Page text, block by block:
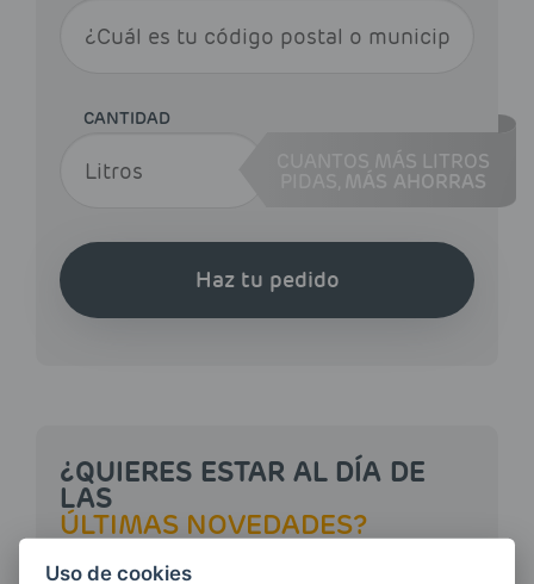
CANTIDAD
CUANTOS MÁS LITROS
MÁS AHORRAS
Haz tu pedido
¿QUIERES ESTAR AL DÍA DE
LAS
ÚLTIMAS NOVEDADES?
Uso de cookies